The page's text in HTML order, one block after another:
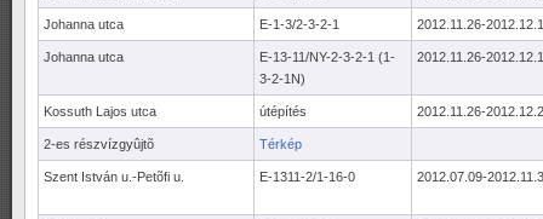
Johanna utca E-1-3/2-3-2-1 2012.11.26-
Johanna utca
E-13-11/NY-2-3-2-1 (1-
3-2-1N)
2012.11.26-
Kossuth Lajos utca útépítés 2012.11.26-
2-es részvízgyûjtõ Térkép
Szent István u.-Petõfi u. E-1311-2/1-16-0 2012.07.09-